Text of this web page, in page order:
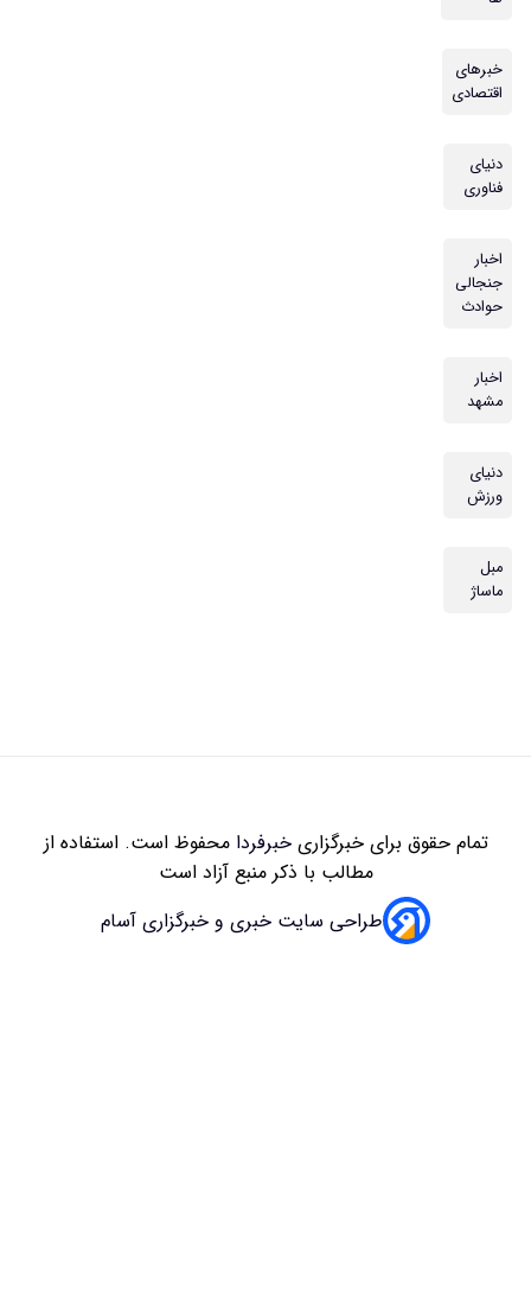
خبرفردامحفوظ است. استفاده از
با ذکر منبع آزاد است
خبری و خبرگزاری آسام